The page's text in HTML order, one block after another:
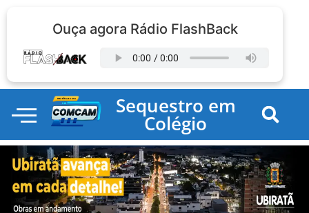
Ouça agora Rádio FlashBack
Sequestro em
Colégio